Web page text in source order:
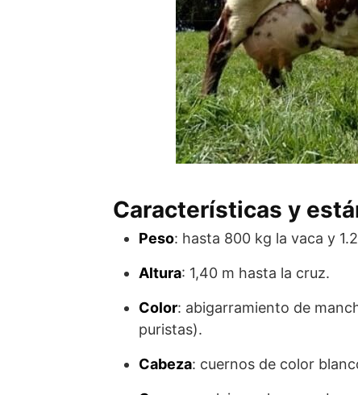
Características y
Peso: hasta 800 kg la vaca y
Altura: 1,40 m hasta la cruz.
Color: abigarramiento de
puristas).
Cabeza: cuernos de color